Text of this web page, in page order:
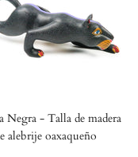
Negra - Talla de madera
alebrije oaxaqueño